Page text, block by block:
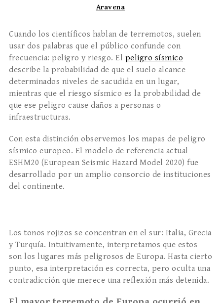
Aravena
Cuando los científicos hablan de terremotos, suelen
usar dos palabras que el público confunde con
frecuencia: peligro y riesgo. El peligro sísmico
describe la probabilidad de que el suelo alcance
determinados niveles de sacudida en un lugar,
mientras que el riesgo sísmico es la probabilidad de
que ese peligro cause daños a personas o
infraestructuras.
Con esta distinción observemos los mapas de peligro
sísmico europeo. El modelo de referencia actual
ESHM20 (European Seismic Hazard Model 2020) fue
desarrollado por un amplio consorcio de instituciones
del continente.
Los tonos rojizos se concentran en el sur: Italia, Grecia
y Turquía. Intuitivamente, interpretamos que estos
son los lugares más peligrosos de Europa. Hasta cierto
punto, esa interpretación es correcta, pero oculta una
contradicción que merece una reflexión más detenida.